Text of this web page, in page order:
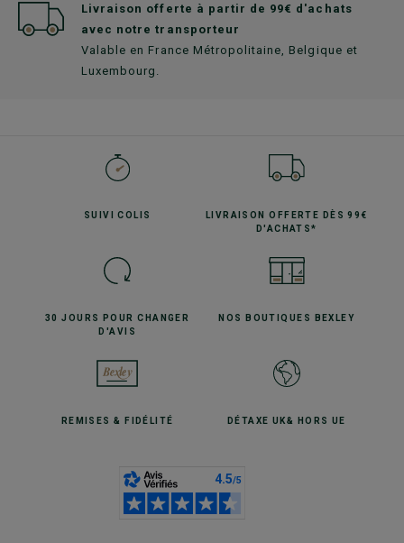
Livraison offerte à partir de 99€ d'achats
avec notre transporteur
Valable en France Métropolitaine, Belgique et
Luxembourg.
SUIVICOLIS LIVRAISON OFFERTE
DÈS 99€
D'ACHATS*
30 JOURS POURCHANGER
D'AVIS
NOS BOUTIQUES BEXLEY
REMISES& FIDÉLITÉ DÉTAXE UK& HORS UE